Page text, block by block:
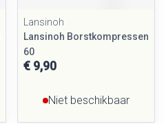
Lansinoh
Lansinoh Borstkompressen
60
€ 9,90
Niet beschikbaar